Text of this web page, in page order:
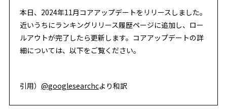
本日、2024年11月コアアップデートをリリースしました。
近いうちにランキングリリース履歴ページに追加し、ロー
ルアウトが完了したら更新します。コアアップデートの詳
細については、以下をご覧ください。
引用） @googlesearchcより和訳